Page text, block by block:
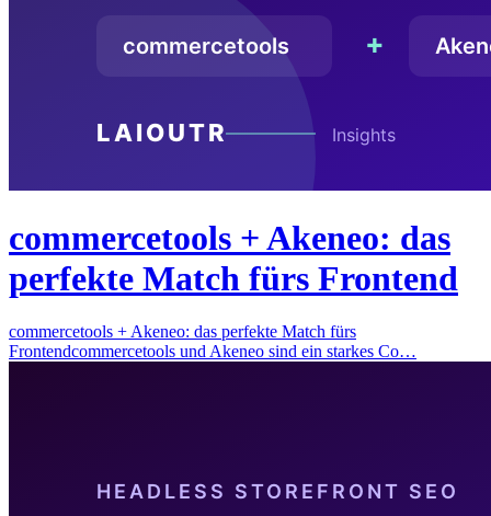
commercetools + Akeneo: das
perfekte Match fürs Frontend
commercetools + Akeneo: das perfekte Match fürs
Frontendcommercetools und Akeneo sind ein starkes Co…